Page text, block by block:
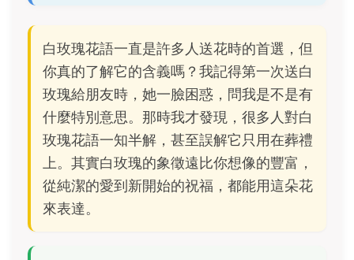
白玫瑰花語一直是許多人送花時的首選，但
你真的了解它的含義嗎？我記得第一次送白
玫瑰給朋友時，她一臉困惑，問我是不是有
什麼特別意思。那時我才發現，很多人對白
玫瑰花語一知半解，甚至誤解它只用在葬禮
上。其實白玫瑰的象徵遠比你想像的豐富，
從純潔的愛到新開始的祝福，都能用這朵花
來表達。